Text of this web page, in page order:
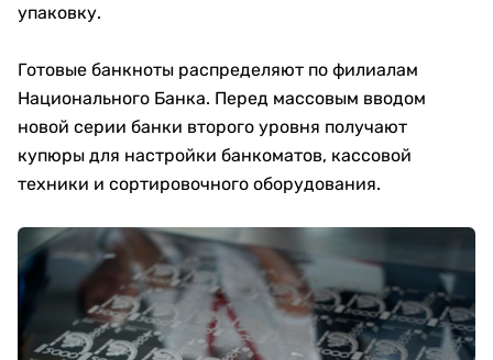
упаковку.
Готовые банкноты распределяют по филиалам
Национального Банка. Перед массовым вводом
новой серии банки второго уровня получают
купюры для настройки банкоматов, кассовой
техники и сортировочного оборудования.